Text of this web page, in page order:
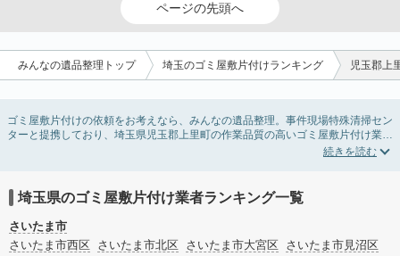
ページの先頭へ
みんなの遺品整理トップ 埼玉のゴミ屋敷片付けランキング 児玉郡上
ゴミ屋敷片付けの依頼をお考えなら、みんなの遺品整理。事件現場特殊清掃セン
ターと提携しており、埼玉県児玉郡上里町の作業品質の高いゴミ屋敷片付け業者
を掲載しています。汚部屋の片付けに伴う不用品の処分・回収・引き取りから、
など絞り込み条件を利用し検索してみましょう。ゴミ屋敷になってしまう方は高
齢で体力的に掃除するのが難しい、認知症やセルフネグレクトになってしまう、
精神的なストレスなど様々な原因があります。
またお役立ち情報も豊富なので、部屋を埋めつくす大量のゴミを自力で片付ける
方法についてもチェックしてみてください。
埼玉県のゴミ屋敷片付け業者ランキング一覧
さいたま市
さいたま市西区
さいたま市北区 さいたま市大宮区
さいたま市見沼区